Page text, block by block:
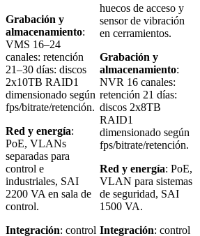
Grabación y
almacenamiento:
VMS 16–24
canales: retención
21–30 días: discos
2x10TB RAID1
dimensionado según
fps/bitrate/retención.
Red y energía:
PoE, VLANs
separadas para
control e
industriales, SAI
2200 VA en sala de
control.
Integración: control
huecos de acceso y
sensor de vibración
en cerramientos.
Grabación y
almacenamiento:
NVR 16 canales:
retención 21 días:
discos 2x8TB
RAID1
dimensionado según
fps/bitrate/retención.
Red y energía: PoE,
VLAN para sistemas
de seguridad, SAI
1500 VA.
Integración: control